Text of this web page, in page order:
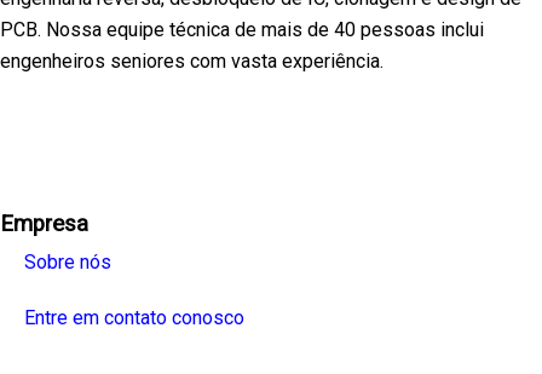
PCB. Nossa equipe técnica de mais de 40 pessoas inclui
engenheiros seniores com vasta experiência.
Empresa
Sobre nós
Entre em contato conosco